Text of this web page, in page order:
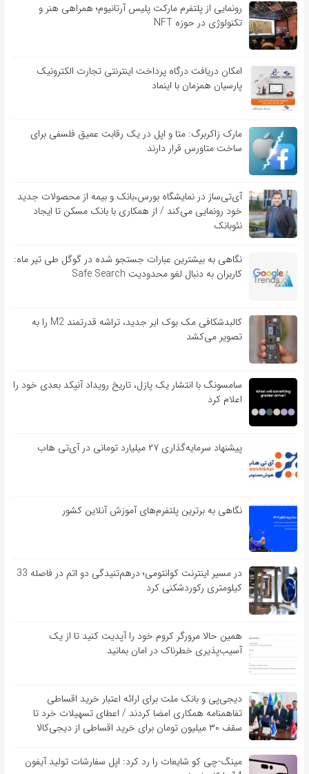
رونمایی از پلتفرم مارکت پلیس آرتانیوم؛ همراهی هنر و
تکنولوژی در حوزه NFT
امکان دریافت درگاه پرداخت اینترنتی تجارت الکترونیک
پارسیان همزمان با اینماد
مارک زاکربرگ: متا و اپل در یک رقابت عمیق فلسفی برای
ساخت متاورس قرار دارند
آی‌تی‌ساز در نمایشگاه بورس،بانک و بیمه از محصولات جدید
خود رونمایی می‌کند / از همکاری با بانک مسکن تا ایجاد
نئوبانک
نگاهی به بیشترین عبارات جستجو شده در گوگل طی تیر ماه:
کاربران به دنبال لغو محدودیت Safe Search
کالبدشکافی مک بوک ایر جدید، تراشه قدرتمند M2 را به
تصویر می‌کشد
سامسونگ با انتشار یک پازل، تاریخ رویداد آنپکد بعدی خود را
اعلام کرد
پیشنهاد سرمایه‌گذاری ۲۷ میلیارد تومانی در آی‌تی هاب
نگاهی به برترین پلتفرم‌های آموزش آنلاین کشور
در مسیر اینترنت کوانتومی؛ درهم‌تنیدگی دو اتم در فاصله 33
کیلومتری رکوردشکنی کرد
همین حالا مرورگر کروم خود را آپدیت کنید تا از یک
آسیب‌‌‌‌پذیری خطرناک در امان بمانید
دیجی‌پی و بانک ملت برای ارائه اعتبار خرید اقساطی
تفاهم‎نامه همکاری امضا کردند / اعطای تسهیلات خرد تا
سقف ۳۰ میلیون تومان برای خرید اقساطی از دیجی‌کالا
مینگ-چی کو شایعات را رد کرد: اپل سفارشات تولید آیفون